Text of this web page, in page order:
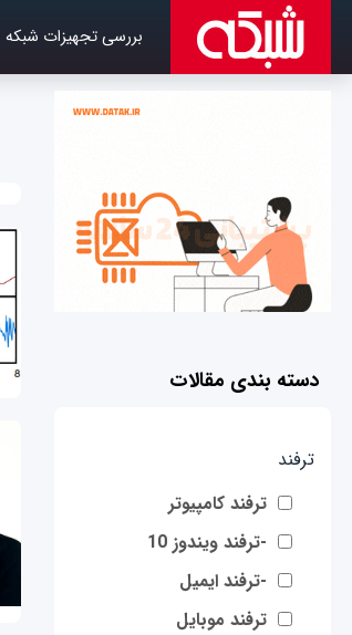
بررسی تجهیزات شبکه
دسته بندی مقالات
ترفند
ترفند کامپیوتر
-ترفند ویندوز 10
-ترفند ایمیل
ترفند موبایل